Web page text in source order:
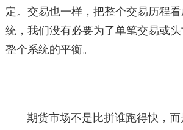
定。交易也一样，把整个交易历程
统，我们没有必要为了单笔交易或
整个系统的平衡。
期货市场不是比拼谁跑得快，